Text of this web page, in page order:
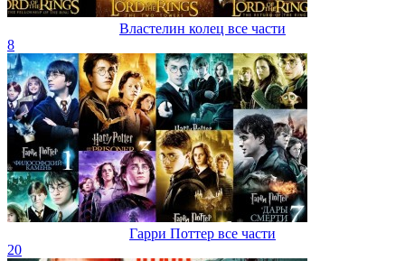
Властелин колец все части
8
Гарри Поттер все части
20